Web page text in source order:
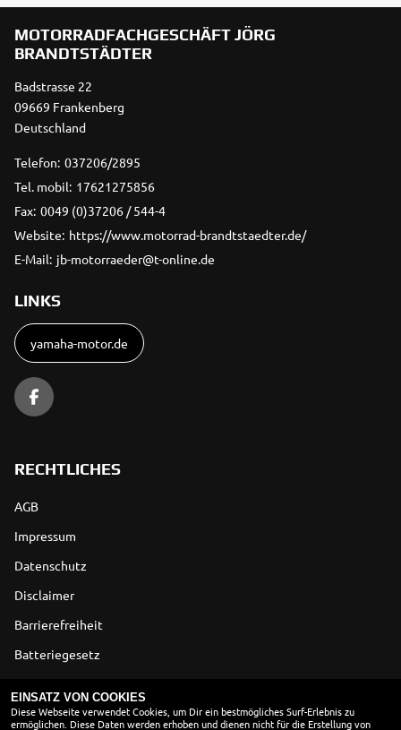
MOTORRADFACHGESCHÄFT JÖRG
BRANDTSTÄDTER
Badstrasse 22
09669 Frankenberg
Deutschland
Telefon: 037206/2895
Tel. mobil: 17621275856
Fax: 0049 (0)37206 / 544-4
Website: https://www.motorrad-brandtstaedter.de/
E-Mail: jb-motorraeder@t-online.de
LINKS
yamaha-motor.de
RECHTLICHES
AGB
Impressum
Datenschutz
Disclaimer
Barrierefreiheit
Batteriegesetz
EINSATZ VON COOKIES
Diese Webseite verwendet Cookies, um Dir ein bestmögliches Surf-Erlebnis zu
ermöglichen. Diese Daten werden erhoben und dienen nicht für die Erstellung von